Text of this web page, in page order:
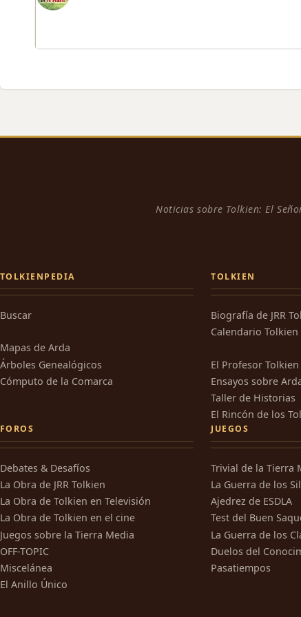
Noticias sobre Tolkien: El
TOLKIENPEDIA
Buscar
Mapas de Arda
Árboles Genealógicos
Cómputo de la Comarca
TOLKIEN
Biografía de JRR
Calendario Tolkien
El Profesor Tolkien
Ensayos sobre
Taller de Historias
El Rincón de los
FOROS
Debates & Desafíos
La Obra de JRR Tolkien
La Obra de Tolkien en Televisión
La Obra de Tolkien en el cine
Juegos sobre la Tierra Media
OFF-TOPIC
Miscelánea
El Anillo Único
JUEGOS
Trivial de la Tierra
La Guerra de los
Ajedrez de ESDLA
Test del Buen
La Guerra de los
Duelos del
Pasatiempos